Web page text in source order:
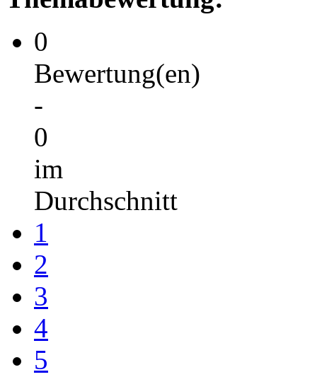
0
Bewertung(en)
-
0
im
Durchschnitt
1
2
3
4
5